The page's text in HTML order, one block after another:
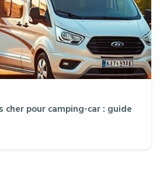
cher pour camping-car : guide